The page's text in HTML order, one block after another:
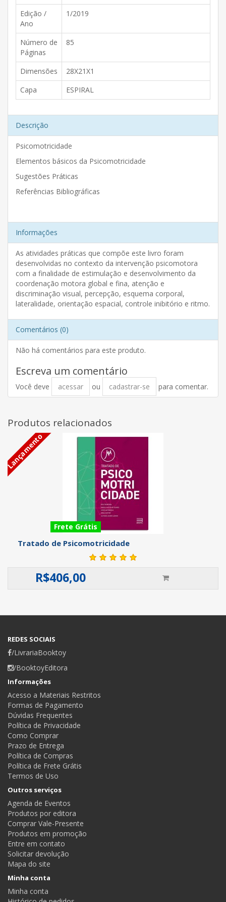
Edição /
Ano
1/2019
Número de
Páginas
85
Dimensões
28X21X1
Capa
ESPIRAL
Descrição
Psicomotricidade
Elementos básicos da Psicomotricidade
Sugestões Práticas
Referências Bibliográficas
Informações
As atividades práticas que compõe este livro foram
desenvolvidas no contexto da intervenção psicomotora
com a finalidade de estimulação e desenvolvimento da
coordenação motora global e fina, atenção e
discriminação visual, percepção, esquema corporal,
lateralidade, orientação espacial, controle inibitório e ritmo.
Comentários (0)
Não há comentários para este produto.
Escreva um comentário
Você deve acessar ou cadastrar-se para comentar.
Produtos relacionados
Lançamento
Frete Grátis
Tratado de Psicomotricidade
R$406,00
REDES SOCIAIS
/LivrariaBooktoy
/BooktoyEditora
Informações
Acesso a Materiais Restritos
Formas de Pagamento
Dúvidas Frequentes
Política de Privacidade
Como Comprar
Prazo de Entrega
Política de Compras
Política de Frete Grátis
Termos de Uso
Outros serviços
Agenda de Eventos
Produtos por editora
Comprar Vale-Presente
Produtos em promoção
Entre em contato
Solicitar devolução
Mapa do site
Minha conta
Minha conta